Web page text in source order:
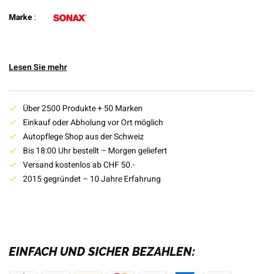
Marke:
Lesen Sie mehr
Über 2500 Produkte + 50 Marken
Einkauf oder Abholung vor Ort möglich
Autopflege Shop aus der Schweiz
Bis 18:00 Uhr bestellt – Morgen geliefert
Versand kostenlos ab CHF 50.-
2015 gegründet – 10 Jahre Erfahrung
EINFACH UND SICHER BEZAHLEN: